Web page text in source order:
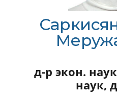
д-р экон.
наук,